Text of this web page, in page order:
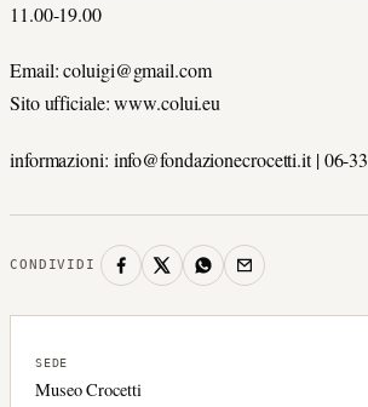
11.00-19.00
Email: coluigi@gmail.com
Sito ufficiale: www.colui.eu
informazioni: info@fondazionecrocetti.it | 06-
CONDIVIDI
SEDE
Museo Crocetti